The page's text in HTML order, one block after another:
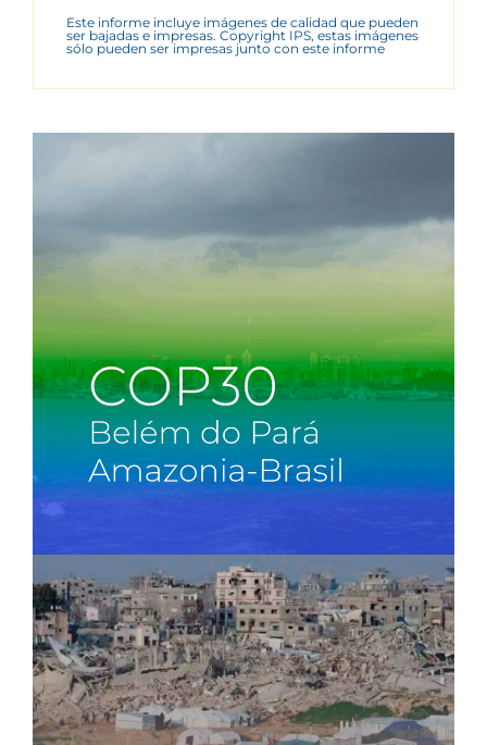
Este informe incluye imágenes de calidad que pueden
ser bajadas e impresas. Copyright IPS, estas imágenes
sólo pueden ser impresas junto con este informe